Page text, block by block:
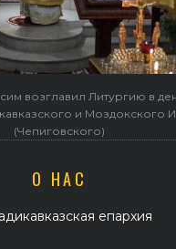
возглавил Литургию в
и Моздокского
(Чепиговского)
О НАС